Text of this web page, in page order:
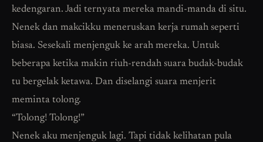
kedengaran. Jadi ternyata mereka mandi-manda di situ.
Nenek dan makcikku meneruskan kerja rumah seperti
biasa. Sesekali menjenguk ke arah mereka. Untuk
beberapa ketika makin riuh-rendah suara budak-budak
tu bergelak ketawa. Dan diselangi suara menjerit
meminta tolong.
“Tolong! Tolong!”
Nenek aku menjenguk lagi. Tapi tidak kelihatan pula